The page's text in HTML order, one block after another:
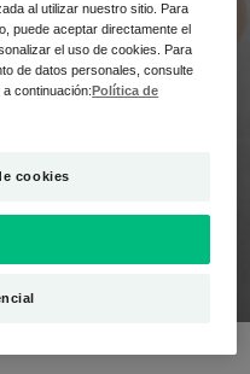
la piel
al utilizar nuestro sitio. Para
puede aceptar directamente el
el uso de cookies. Para
de datos personales, consulte
continuación:Política de
cookies